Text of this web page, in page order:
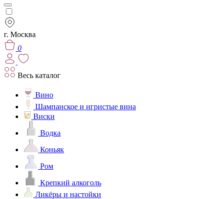
г. Москва
0
Весь каталог
Вино
Шампанское и игристые вина
Виски
Водка
Коньяк
Ром
Крепкий алкоголь
Ликёры и настойки